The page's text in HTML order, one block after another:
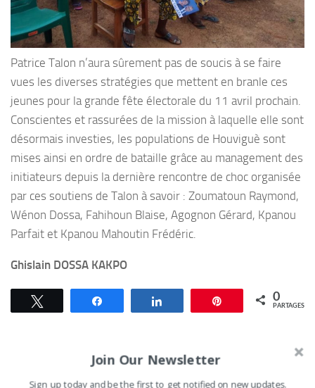
Patrice Talon n’aura sûrement pas de soucis à se faire
vues les diverses stratégies que mettent en branle ces
jeunes pour la grande fête électorale du 11 avril prochain.
Conscientes et rassurées de la mission à laquelle elle sont
désormais investies, les populations de Houviguè sont
mises ainsi en ordre de bataille grâce au management des
initiateurs depuis la dernière rencontre de choc organisée
par ces soutiens de Talon à savoir : Zoumatoun Raymond,
Wénon Dossa, Fahihoun Blaise, Agognon Gérard, Kpanou
Parfait et Kpanou Mahoutin Frédéric.
Ghislain DOSSA KAKPO
Épingle 0
PARTAGES
Join Our Newsletter
Sign up today and be the first to get notified on new updates.